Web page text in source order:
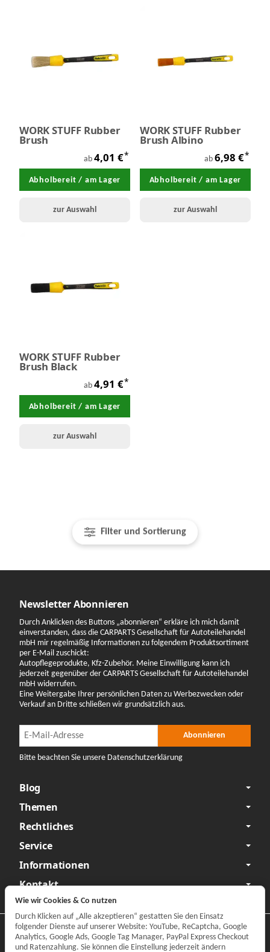
Filter und Sortierung
WORK STUFF Rubber
Brush
ab 4,01 €*
Abholbereit / am Lager
zur Auswahl
WORK STUFF Rubber
Brush Albino
ab 6,98 €*
Abholbereit / am Lager
zur Auswahl
WORK STUFF Rubber
Brush Black
ab 4,91 €*
Abholbereit / am Lager
zur Auswahl
Newsletter Abonnieren
Durch Anklicken des Buttons „abonnieren“ erkläre ich mich damit
einverstanden, dass die CARPARTS Gesellschaft für Autoteilehandel
mbH mir regelmäßig Informationen zu folgendem Produktsortiment
per E-Mail zuschickt:
Autopflegeprodukte, Kfz-Zubehör. Meine Einwilligung kann ich
jederzeit gegenüber der CARPARTS Gesellschaft für Autoteilehandel
mbH widerrufen.
Eine Weitergabe Ihrer persönlichen Daten zu Werbezwecken oder
Verkauf an Dritte schließen wir grundsätzlich aus.
Newsletter Abonnieren Abonnieren
Bitte beachten Sie unsere Datenschutzerklärung
Blog
Themen
Rechtliches
Service
Informationen
Kontakt
Datenschutzerklärung •Impressum
Wie wir Cookies & Co nutzen
Durch Klicken auf „Alle akzeptieren“ gestatten Sie den Einsatz
folgender Dienste auf unserer Website: YouTube, ReCaptcha, Google
Analytics, Google Ads, Google Tag Manager, PayPal Express Checkout
und Ratenzahlung. Sie können die Einstellung jederzeit ändern